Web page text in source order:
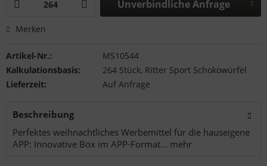
Unverbindliche Anfrage
Merken
Artikel-Nr.:
MS10544
Kalkulationsbasis:
264 Stück, Ritter Sport Schokowürfel
Lieferzeit:
Auf Anfrage
Beschreibung
Perfektes weihnachtliches Werbemittel für die hauseigene
APP: Innovative Box im APP-Format... mehr